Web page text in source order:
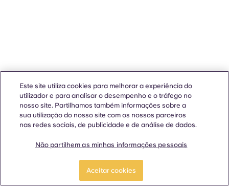
Este site utiliza cookies para melhorar a experiência do
utilizador e para analisar o desempenho e o tráfego no
nosso site. Partilhamos também informações sobre a
sua utilização do nosso site com os nossos parceiros
nas redes sociais, de publicidade e de análise de dados.
Não partilhem as minhas informações pessoais
Aceitar cookies